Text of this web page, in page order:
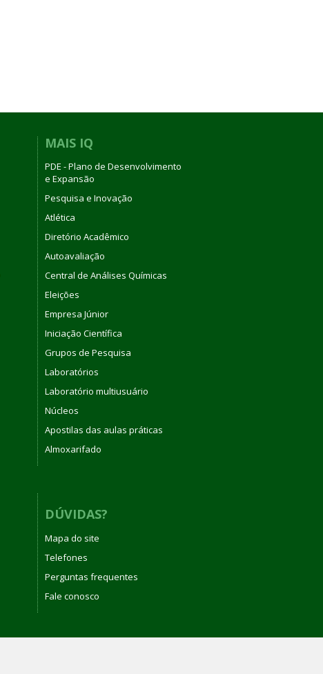
MAIS IQ
PDE - Plano de Desenvolvimento
e Expansão
Pesquisa e Inovação
Atlética
Diretório Acadêmico
Autoavaliação
Central de Análises Químicas
Eleições
Empresa Júnior
Iniciação Científica
Grupos de Pesquisa
Laboratórios
Laboratório multiusuário
Núcleos
Apostilas das aulas práticas
Almoxarifado
DÚVIDAS?
Mapa do site
Telefones
Perguntas frequentes
Fale conosco